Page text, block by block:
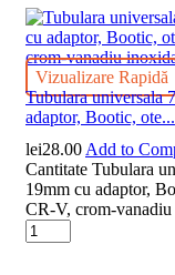
Vizualizare Rapidă
Tubulara universala
adaptor, Bootic, ote...
lei28.00Add to
Cantitate Tubulara
19mm cu adaptor,
CR-V, crom-